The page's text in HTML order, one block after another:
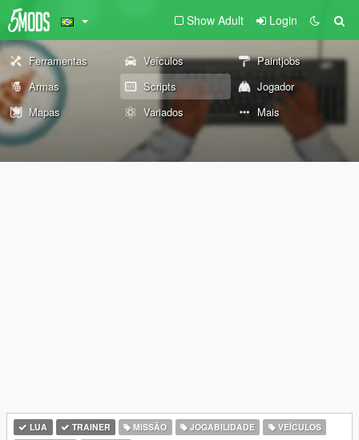
Show Adult Login
Ferramentas Veículos
Paintjobs
Armas
Scripts
Jogador
Mapas
Variados Mais
LUA TRAINER MISSÃO JOGABILIDADE
VEÍCULOS